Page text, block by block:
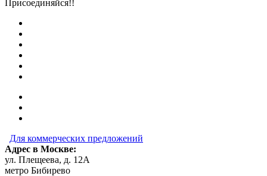
Присоединяйся!!
Для коммерческих предложений
Адрес в Москве:
ул. Плещеева, д. 12А
метро Бибирево